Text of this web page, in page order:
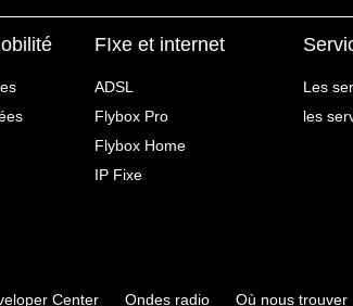
FIxe et internet
ADSL
Flybox Pro
Flybox Home
IP Fixe
Les
les
Center Ondes radio Où nous trouver